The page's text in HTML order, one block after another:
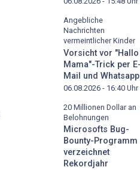
Angebliche
Nachrichten
vermeintlicher Kinder
Vorsicht vor "Hallo
Mama"-Trick per E-
Mail und Whatsapp
06.08.2026 - 16:40 Uhr
20 Millionen Dollar an
Belohnungen
Microsofts Bug-
Bounty-Programm
verzeichnet
Rekordjahr